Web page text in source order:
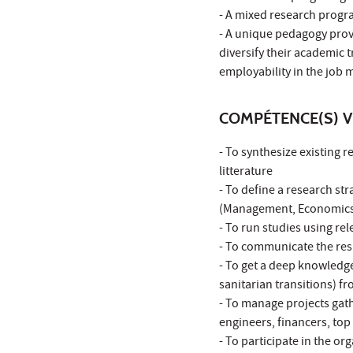
- A mixed research
- A unique pedagogy
diversify their academic
employability in the job
COMPÉTENCE(S)
- To synthesize existing
litterature
- To define a research
(Management,
- To run studies using
- To communicate the
- To get a deep
sanitarian transitions)
- To manage projects
engineers, financers,
- To participate in the